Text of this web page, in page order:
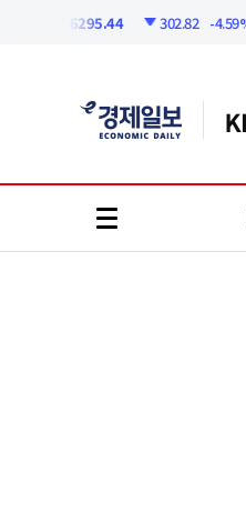
6295.44 302.82 -4.59%